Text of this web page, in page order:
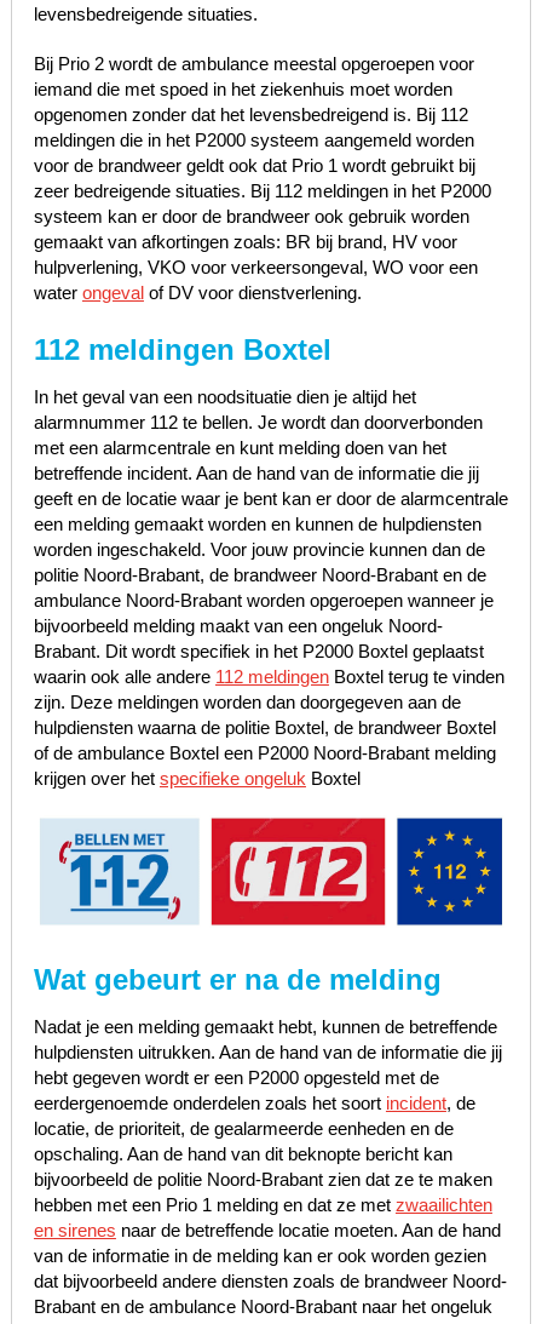
levensbedreigende situaties.
Bij Prio 2 wordt de ambulance meestal opgeroepen voor
iemand die met spoed in het ziekenhuis moet worden
opgenomen zonder dat het levensbedreigend is. Bij 112
meldingen die in het P2000 systeem aangemeld worden
voor de brandweer geldt ook dat Prio 1 wordt gebruikt bij
zeer bedreigende situaties. Bij 112 meldingen in het P2000
systeem kan er door de brandweer ook gebruik worden
gemaakt van afkortingen zoals: BR bij brand, HV voor
hulpverlening, VKO voor verkeersongeval, WO voor een
water ongevalof DV voor dienstverlening.
112 meldingen Boxtel
In het geval van een noodsituatie dien je altijd het
alarmnummer 112 te bellen. Je wordt dan doorverbonden
met een alarmcentrale en kunt melding doen van het
betreffende incident. Aan de hand van de informatie die jij
geeft en de locatie waar je bent kan er door de alarmcentrale
een melding gemaakt worden en kunnen de hulpdiensten
worden ingeschakeld. Voor jouw provincie kunnen dan de
politie Noord-Brabant, de brandweer Noord-Brabant en de
ambulance Noord-Brabant worden opgeroepen wanneer je
bijvoorbeeld melding maakt van een ongeluk Noord-
Brabant. Dit wordt specifiek in het P2000 Boxtel geplaatst
waarin ook alle andere 112 meldingenBoxtel terug te vinden
zijn. Deze meldingen worden dan doorgegeven aan de
hulpdiensten waarna de politie Boxtel, de brandweer Boxtel
of de ambulance Boxtel een P2000 Noord-Brabant melding
krijgen over het specifieke ongeluk Boxtel
Wat gebeurt er na de melding
Nadat je een melding gemaakt hebt, kunnen de betreffende
hulpdiensten uitrukken. Aan de hand van de informatie die jij
hebt gegeven wordt er een P2000 opgesteld met de
eerdergenoemde onderdelen zoals het soort incident, de
locatie, de prioriteit, de gealarmeerde eenheden en de
opschaling. Aan de hand van dit beknopte bericht kan
bijvoorbeeld de politie Noord-Brabant zien dat ze te maken
hebben met een Prio 1 melding en dat ze met zwaailichten
en sirenes naar de betreffende locatie moeten. Aan de hand
van de informatie in de melding kan er ook worden gezien
dat bijvoorbeeld andere diensten zoals de brandweer Noord-
Brabant en de ambulance Noord-Brabant naar het ongeluk